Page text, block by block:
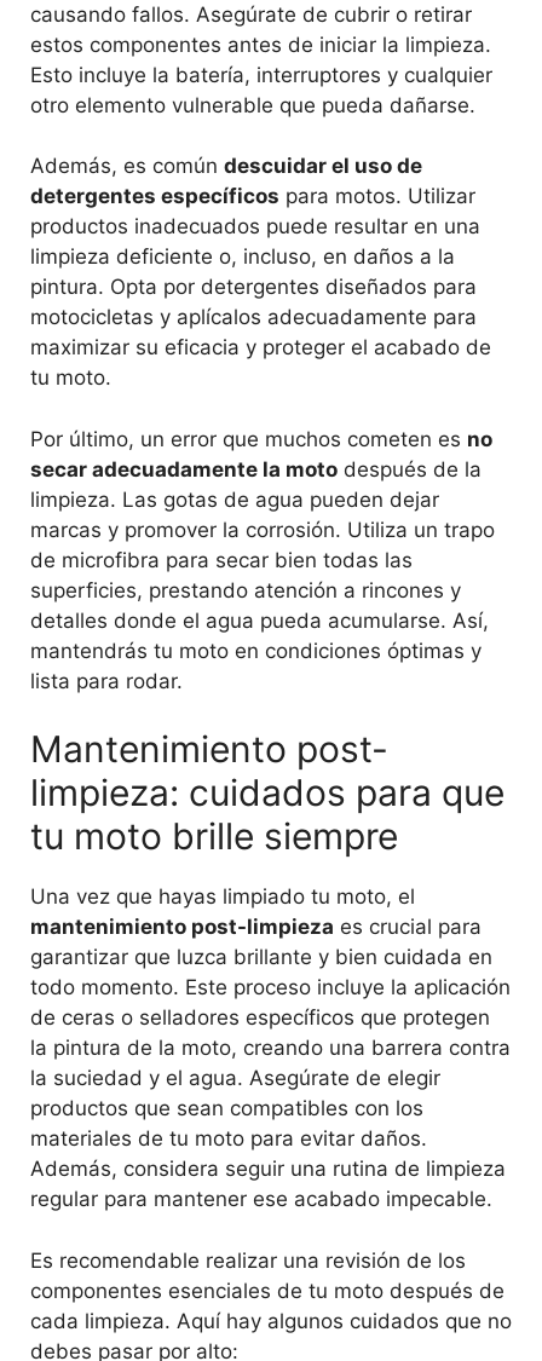
causando fallos. Asegúrate de cubrir o retirar
estos componentes antes de iniciar la limpieza.
Esto incluye la batería, interruptores y cualquier
otro elemento vulnerable que pueda dañarse.
Además, es común descuidar el uso de
detergentes específicos para motos. Utilizar
productos inadecuados puede resultar en una
limpieza deficiente o, incluso, en daños a la
pintura. Opta por detergentes diseñados para
motocicletas y aplícalos adecuadamente para
maximizar su eficacia y proteger el acabado de
tu moto.
Por último, un error que muchos cometen es no
secar adecuadamente la moto después de la
limpieza. Las gotas de agua pueden dejar
marcas y promover la corrosión. Utiliza un trapo
de microfibra para secar bien todas las
superficies, prestando atención a rincones y
detalles donde el agua pueda acumularse. Así,
mantendrás tu moto en condiciones óptimas y
lista para rodar.
Mantenimiento post-
limpieza: cuidados para que
tu moto brille siempre
Una vez que hayas limpiado tu moto, el
mantenimiento post-limpieza es crucial para
garantizar que luzca brillante y bien cuidada en
todo momento. Este proceso incluye la aplicación
de ceras o selladores específicos que protegen
la pintura de la moto, creando una barrera contra
la suciedad y el agua. Asegúrate de elegir
productos que sean compatibles con los
materiales de tu moto para evitar daños.
Además, considera seguir una rutina de limpieza
regular para mantener ese acabado impecable.
Es recomendable realizar una revisión de los
componentes esenciales de tu moto después de
cada limpieza. Aquí hay algunos cuidados que no
debes pasar por alto: